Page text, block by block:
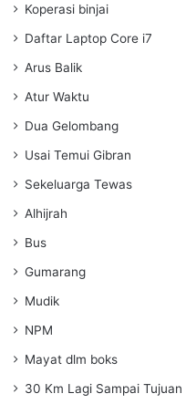
Koperasi binjai
Daftar Laptop Core i7
Arus Balik
Atur Waktu
Dua Gelombang
Usai Temui Gibran
Sekeluarga Tewas
Alhijrah
Bus
Gumarang
Mudik
NPM
Mayat dlm boks
30 Km Lagi Sampai Tujuan